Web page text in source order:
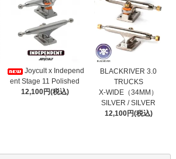
Joycult x Independ
ent Stage 11 Polished
12,100円(税込)
BLACKRIVER 3.0
TRUCKS
X-WIDE（34MM）
SILVER / SILVER
12,100円(税込)